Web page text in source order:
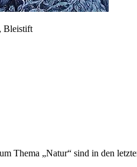
Bleistift
Thema „Natur“ sind in den